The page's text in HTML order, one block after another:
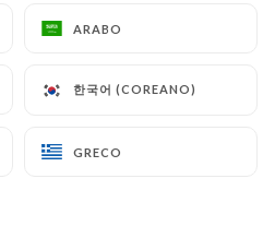
ARABO
한국어 (COREANO)
GRECO
ARABO
한국어 (COREANO)
GRECO